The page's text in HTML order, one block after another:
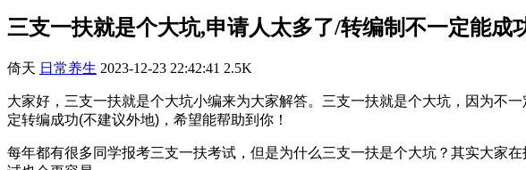
三支一扶就是个大坑,申请人太多了/转编制不一定能成
倚天 日常养生 2023-12-23 22:42:41 2.5K
大家好，三支一扶就是个大坑小编来为大家解答。三支一扶就是个大坑，因为不
定转编成功(不建议外地)，希望能帮助到你！
每年都有很多同学报考三支一扶考试，但是为什么三支一扶是个大坑？其实大家